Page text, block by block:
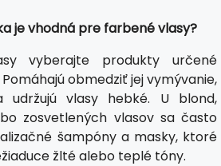
je vhodná pre farbené vlasy?
vyberajte produkty určené
obmedziť jej vymývanie,
udržujú vlasy hebké. U blond,
zosvetlených vlasov sa často
šampóny a masky, ktoré
žlté alebo teplé tóny.